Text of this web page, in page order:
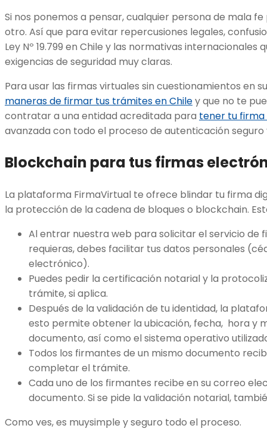
Si nos ponemos a pensar, cualquier persona de mala
otro. Así que para evitar repercusiones legales,
Ley Nº 19.799 en Chile y las normativas
exigencias de seguridad muy claras.
Para usar las firmas virtuales sin cuestionamientos en
maneras de firmar tus trámites en Chiley que no te
contratar a una entidad acreditada para tener tu
avanzada con todo el proceso de autenticación
Blockchain para tus firmas
La plataforma FirmaVirtual te ofrece blindar tu firma
la protección de la cadena de bloques o blockchain.
Al entrar nuestra web para solicitar el servicio de
requieras, debes facilitar tus datos personales
electrónico).
Puedes pedir la certificación notarial y la
trámite, si aplica.
Después de la validación de tu identidad, la
esto permite obtener la ubicación, fecha, hora y
documento, así como el sistema operativo
Todos los firmantes de un mismo documento
completar el trámite.
Cada uno de los firmantes recibe en su correo
documento. Si se pide la validación notarial,
Como ves, es muysimple y seguro todo el proceso.